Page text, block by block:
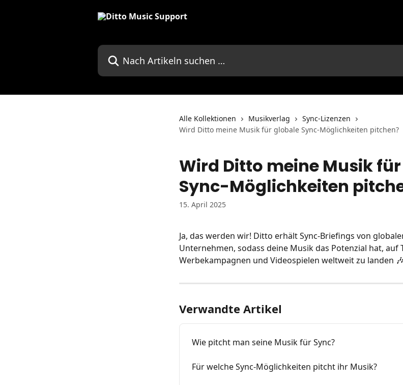
Nach Artikeln suchen …
Alle Kollektionen Musikverlag
Sync-Lizenzen
Wird Ditto meine Musik für globale Sync-Möglichkeiten pitchen?
Wird Ditto meine Musik
Sync-Möglichkeiten
15. April 2025
Ja, das werden wir! Ditto erhält Sync-Briefings von
Unternehmen, sodass deine Musik das Potenzial hat, auf
Werbekampagnen und Videospielen weltweit zu landen
Verwandte Artikel
Wie pitcht man seine Musik für Sync?
Für welche Sync-Möglichkeiten pitcht ihr Musik?